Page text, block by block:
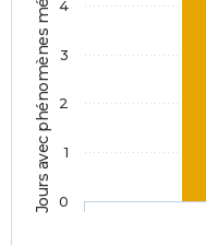
0
1
2
3
4